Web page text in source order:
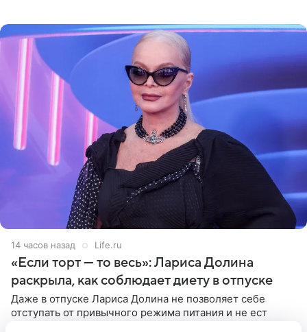
14 часов назад Life.ru
«Если торт — то весь»: Лариса Долина
раскрыла, как соблюдает диету в отпуске
Даже в отпуске Лариса Долина не позволяет себе
отступать от привычного режима питания и не ест